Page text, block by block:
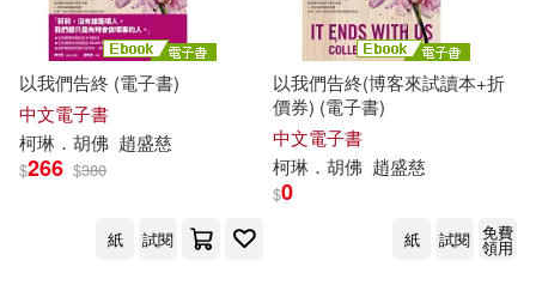
以我們告終 (電子書)
中文電子書
柯琳 ．胡佛 趙盛慈
$266 $380
紙 試閱
以我們告終(博客來試讀本+折
價券) (電子書)
中文電子書
柯琳 ．胡佛 趙盛慈
$0
紙 試閱 免費
領用